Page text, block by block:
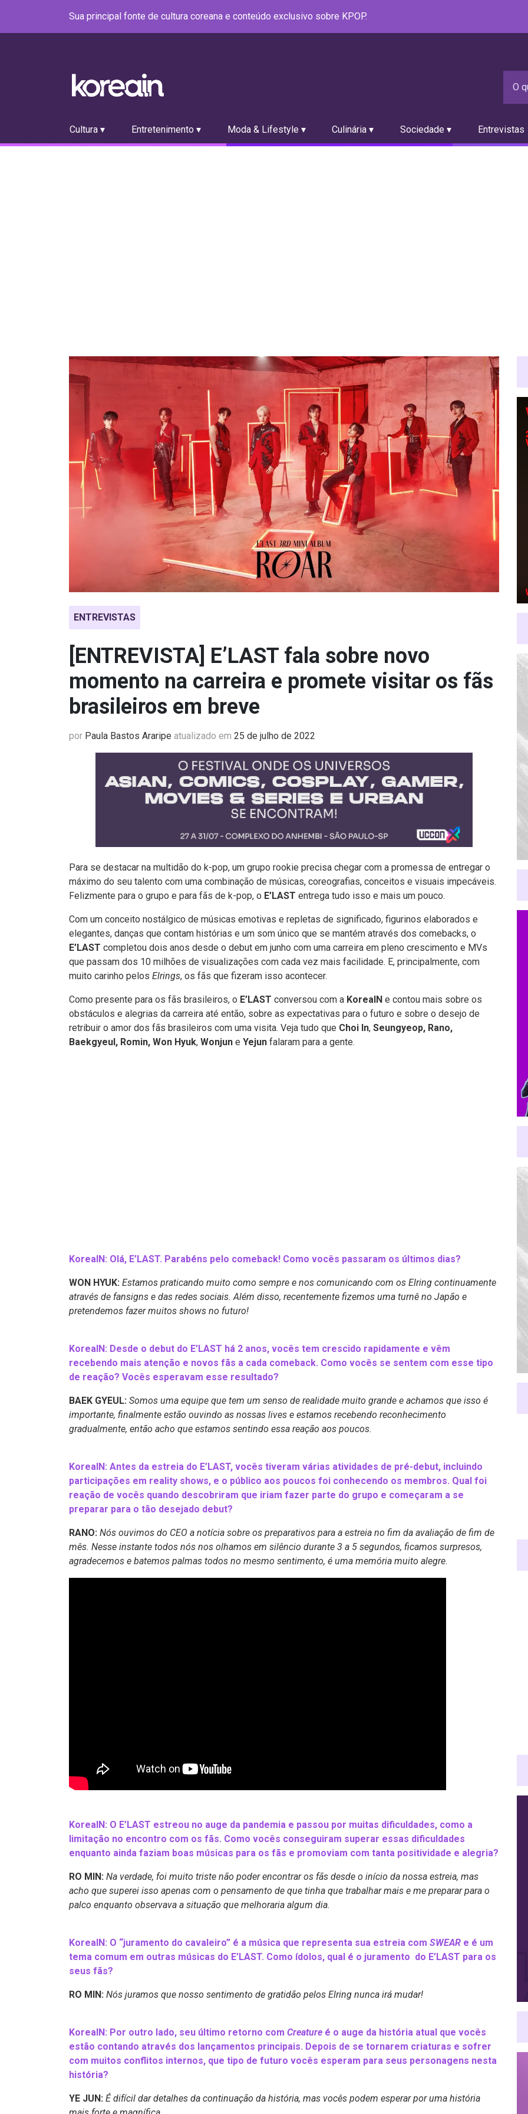
Sua principal fonte de cultura coreana e conteúdo exclusivo sobre KPOP.
Cultura ▾ Entretenimento ▾ Moda & Lifestyle ▾ Culinária ▾ Sociedade ▾ Entrevistas
ENTREVISTAS
[ENTREVISTA] E’LAST fala sobre novo
momento na carreira e promete visitar os fãs
brasileiros em breve
por Paula Bastos Araripe atualizado em 25 de julho de 2022
Para se destacar na multidão do k-pop, um grupo rookie precisa chegar com a promessa de entregar o
máximo do seu talento com uma combinação de músicas, coreografias, conceitos e visuais impecáveis.
Felizmente para o grupo e para fãs de k-pop, o E’LAST entrega tudo isso e mais um pouco.
Com um conceito nostálgico de músicas emotivas e repletas de significado, figurinos elaborados e
elegantes, danças que contam histórias e um som único que se mantém através dos comebacks, o
E’LAST completou dois anos desde o debut em junho com uma carreira em pleno crescimento e MVs
que passam dos 10 milhões de visualizações com cada vez mais facilidade. E, principalmente, com
muito carinho pelos Elrings, os fãs que fizeram isso acontecer.
Como presente para os fãs brasileiros, o E’LAST conversou com a KoreaIN e contou mais sobre os
obstáculos e alegrias da carreira até então, sobre as expectativas para o futuro e sobre o desejo de
retribuir o amor dos fãs brasileiros com uma visita. Veja tudo que Choi In, Seungyeop, Rano,
Baekgyeul, Romin, Won Hyuk, Wonjun e Yejun falaram para a gente.
KoreaIN: Olá, E’LAST. Parabéns pelo comeback! Como vocês passaram os últimos dias?
WON HYUK: Estamos praticando muito como sempre e nos comunicando com os Elring continuamente
através de fansigns e das redes sociais. Além disso, recentemente fizemos uma turnê no Japão e
pretendemos fazer muitos shows no futuro!
KoreaIN: Desde o debut do E’LAST há 2 anos, vocês tem crescido rapidamente e vêm
recebendo mais atenção e novos fãs a cada comeback. Como vocês se sentem com esse tipo
de reação? Vocês esperavam esse resultado?
BAEK GYEUL: Somos uma equipe que tem um senso de realidade muito grande e achamos que isso é
importante, finalmente estão ouvindo as nossas lives e estamos recebendo reconhecimento
gradualmente, então acho que estamos sentindo essa reação aos poucos.
KoreaIN: Antes da estreia do E’LAST, vocês tiveram várias atividades de pré-debut, incluindo
participações em reality shows, e o público aos poucos foi conhecendo os membros. Qual foi
reação de vocês quando descobriram que iriam fazer parte do grupo e começaram a se
preparar para o tão desejado debut?
RANO: Nós ouvimos do CEO a notícia sobre os preparativos para a estreia no fim da avaliação de fim de
mês. Nesse instante todos nós nos olhamos em silêncio durante 3 a 5 segundos, ficamos surpresos,
agradecemos e batemos palmas todos no mesmo sentimento, é uma memória muito alegre.
KoreaIN: O E’LAST estreou no auge da pandemia e passou por muitas dificuldades, como a
limitação no encontro com os fãs. Como vocês conseguiram superar essas dificuldades
enquanto ainda faziam boas músicas para os fãs e promoviam com tanta positividade e alegria?
RO MIN: Na verdade, foi muito triste não poder encontrar os fãs desde o início da nossa estreia, mas
acho que superei isso apenas com o pensamento de que tinha que trabalhar mais e me preparar para o
palco enquanto observava a situação que melhoraria algum dia.
KoreaIN: O “juramento do cavaleiro” é a música que representa sua estreia com SWEAR e é um
tema comum em outras músicas do E’LAST. Como ídolos, qual é o juramento do E’LAST para os
seus fãs?
RO MIN: Nós juramos que nosso sentimento de gratidão pelos Elring nunca irá mudar!
KoreaIN: Por outro lado, seu último retorno com Creature é o auge da história atual que vocês
estão contando através dos lançamentos principais. Depois de se tornarem criaturas e sofrer
com muitos conflitos internos, que tipo de futuro vocês esperam para seus personagens nesta
história?
YE JUN: É difícil dar detalhes da continuação da história, mas vocês podem esperar por uma história